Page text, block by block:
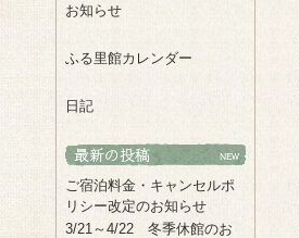
お知らせ
ふる里館カレンダー
日記
ご宿泊料金・キャンセルポ
リシー改定のお知らせ
3/21～4/22 冬季休館のお